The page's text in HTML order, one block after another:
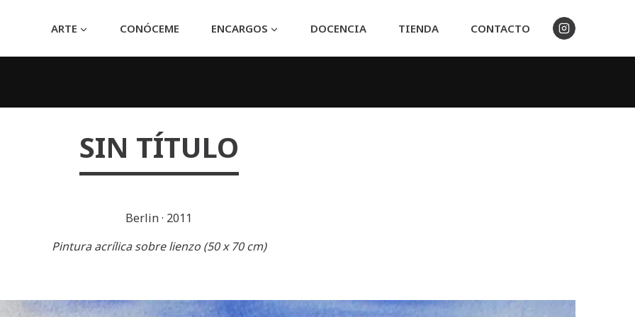
ARTE CONÓCEME ENCARGOS DOCENCIA TIENDA CONTACTO
SIN TÍTULO
Berlin· 2011
Pintura acrílica sobre lienzo (50 x 70 cm)